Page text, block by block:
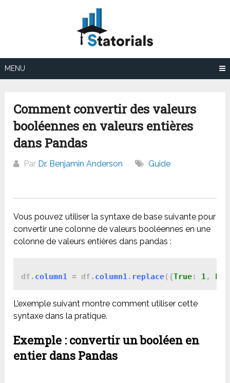
MENU
Comment convertir des valeurs
booléennes en valeurs entières
dans Pandas
Par Dr. Benjamin Anderson Guide
Vous pouvez utiliser la syntaxe de base suivante pour
convertir une colonne de valeurs booléennes en une
colonne de valeurs entières dans pandas :
df. column1 = df. column1. replace({True: 1,
L’exemple suivant montre comment utiliser cette
syntaxe dans la pratique.
Exemple : convertir un booléen en
entier dans Pandas